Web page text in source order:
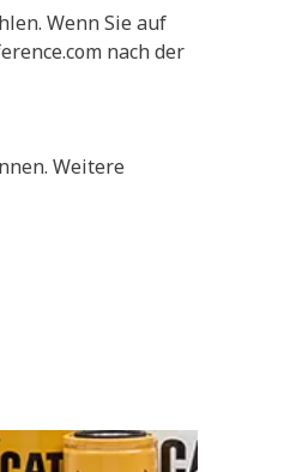
Wenn Sie auf
nach der
Weitere